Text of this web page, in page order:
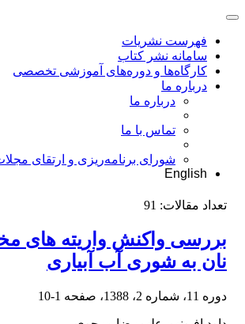
فهرست نشریات
سامانه نشر کتاب
کارگاه‌ها و دوره‌های آموزشی تخصصی
درباره ما
درباره ما
تماس با ما
شورای برنامه‌ریزی و ارتقای
English
تعداد مقالات: 91
بررسی واکنش واریته های
نان به شوری آب آبیاری
دوره 11، شماره 2، 1388، صفحه 1-10